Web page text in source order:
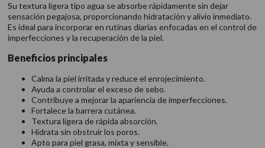
Su textura ligera tipo agua se absorbe rápidamente sin dejar
sensación pegajosa, proporcionando hidratación y alivio inmediato.
Es ideal para incorporar en rutinas diarias enfocadas en el control de
imperfecciones y la recuperación de la piel.
Beneficios principales
Calma la piel irritada y reduce el enrojecimiento.
Ayuda a controlar el exceso de sebo.
Contribuye a mejorar la apariencia de imperfecciones.
Fortalece la barrera cutánea.
Textura ligera de rápida absorción.
Hidrata sin obstruir los poros.
Apto para piel grasa, mixta y sensible.